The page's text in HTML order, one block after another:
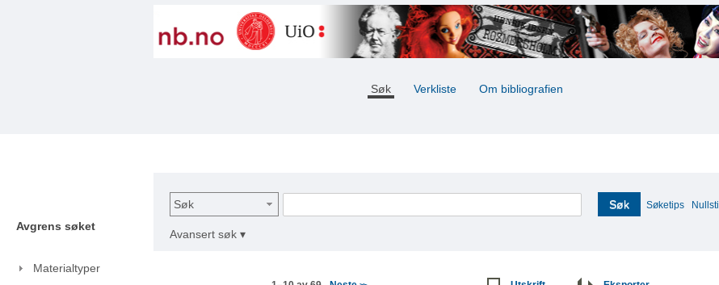
Søk Verkliste Om bibliografien
Avgrens søket
Materialtyper
Søk Søk Søketips Nullstill
Avansert søk ▾